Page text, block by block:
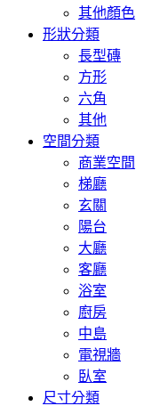
其他顏色
形狀分類
長型磚
方形
六角
其他
空間分類
商業空間
梯廳
玄關
陽台
大廳
客廳
浴室
廚房
中島
電視牆
臥室
尺寸分類